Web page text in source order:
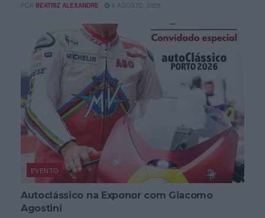
POR BEATRIZ ALEXANDRE 6 AGOSTO, 2026
EVENTO
Autoclássico na Exponor com Giacomo
Agostini